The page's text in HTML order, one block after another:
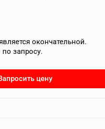
окончательной.
запросу.
цену